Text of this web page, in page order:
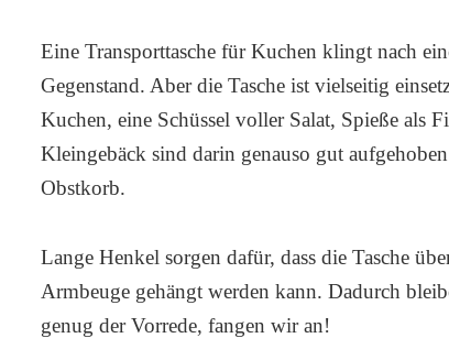
Eine Transporttasche für Kuchen klingt nach
Gegenstand. Aber die Tasche ist vielseitig
Kuchen, eine Schüssel voller Salat, Spieße als
Kleingebäck sind darin genauso gut
Obstkorb.
Lange Henkel sorgen dafür, dass die Tasche
Armbeuge gehängt werden kann. Dadurch
genug der Vorrede, fangen wir an!